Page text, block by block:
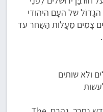
הגָדוֹל של העָם היהוּדי
זה רַבִּים צָמִים מֵעֲלוֹת הַשַחר עד
ולא שותים